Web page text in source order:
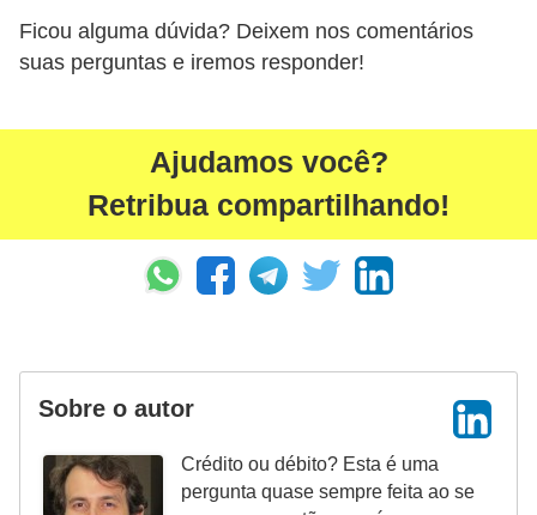
Ficou alguma dúvida? Deixem nos comentários
suas perguntas e iremos responder!
Ajudamos você?
Retribua compartilhando!
Sobre o autor
Crédito ou débito? Esta é uma
pergunta quase sempre feita ao se
n
ç
g
d
e